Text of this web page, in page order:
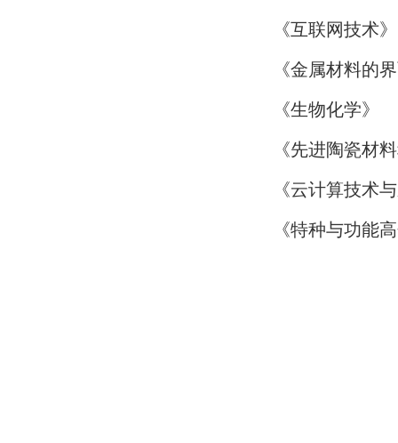
《互联网技术》
《金属材料的
《生物化学》
《先进陶瓷材
《云计算技术
《特种与功能